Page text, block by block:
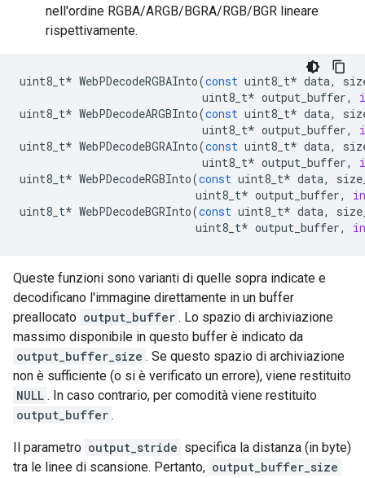
nell'ordine RGBA/ARGB/BGRA/RGB/BGR lineare
rispettivamente.
uint8_t* WebPDecodeRGBAInto(const uint8_t* data,
uint8_t* output_buffer,
uint8_t* WebPDecodeARGBInto(const uint8_t* data,
uint8_t* output_buffer,
uint8_t* WebPDecodeBGRAInto(const uint8_t* data,
uint8_t* output_buffer,
uint8_t* WebPDecodeRGBInto(const uint8_t* data,
uint8_t* output_buffer,
uint8_t* WebPDecodeBGRInto(const uint8_t* data,
uint8_t* output_buffer,
Queste funzioni sono varianti di quelle sopra indicate e
decodificano l'immagine direttamente in un buffer
preallocato output_buffer . Lo spazio di archiviazione
massimo disponibile in questo buffer è indicato da
output_buffer_size . Se questo spazio di archiviazione
non è sufficiente (o si è verificato un errore), viene restituito
NULL . In caso contrario, per comodità viene restituito
output_buffer .
Il parametro output_stride specifica la distanza (in byte)
tra le linee di scansione. Pertanto, output_buffer_size